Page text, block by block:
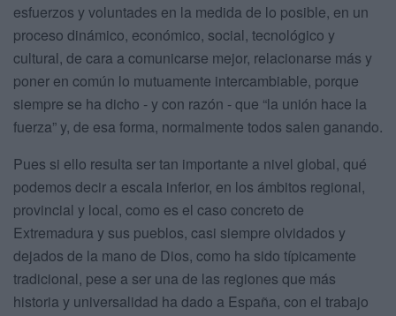
esfuerzos y voluntades en la medida de lo posible, en un
proceso dinámico, económico, social, tecnológico y
cultural, de cara a comunicarse mejor, relacionarse más y
poner en común lo mutuamente intercambiable, porque
siempre se ha dicho - y con razón - que “la unión hace la
fuerza” y, de esa forma, normalmente todos salen ganando.
Pues si ello resulta ser tan importante a nivel global, qué
podemos decir a escala inferior, en los ámbitos regional,
provincial y local, como es el caso concreto de
Extremadura y sus pueblos, casi siempre olvidados y
dejados de la mano de Dios, como ha sido típicamente
tradicional, pese a ser una de las regiones que más
historia y universalidad ha dado a España, con el trabajo